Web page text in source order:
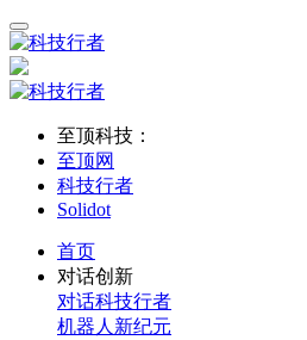
至顶科技：
至顶网
科技行者
Solidot
首页
对话创新
对话科技行者
机器人新纪元